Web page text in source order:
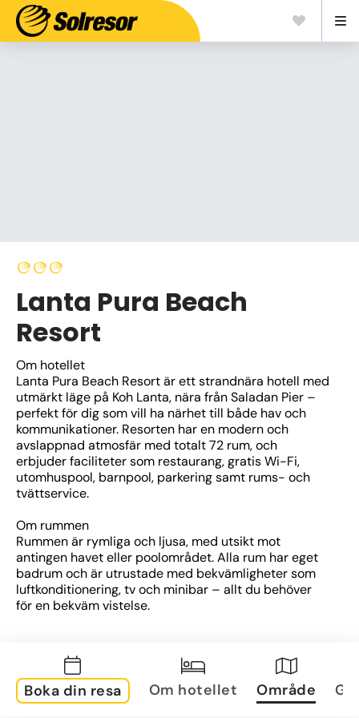
Lanta Pura Beach
Resort
Om hotellet
Lanta Pura Beach Resort är ett strandnära hotell med
utmärkt läge på Koh Lanta, nära från Saladan Pier –
perfekt för dig som vill ha närhet till både hav och
kommunikationer. Resorten har en modern och
avslappnad atmosfär med totalt 72 rum, och
erbjuder faciliteter som restaurang, gratis Wi-Fi,
utomhuspool, barnpool, parkering samt rums- och
tvättservice.
Om rummen
Rummen är rymliga och ljusa, med utsikt mot
antingen havet eller poolområdet. Alla rum har eget
badrum och är utrustade med bekvämligheter som
luftkonditionering, tv och minibar – allt du behöver
för en bekväm vistelse.
Hotellet ligger precis vid stranden, vilket gör det
enkelt att njuta av lata dagar i solen eller ett dopp i
havet. Saladan med sitt utbud av restauranger,
butiker och båtutflykter ligger bara en kort promenad
Boka din resa Om hotellet Område